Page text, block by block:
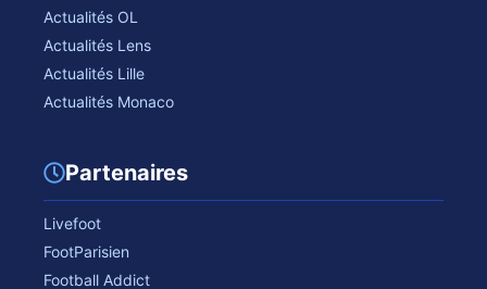
Actualités OL
Actualités Lens
Actualités Lille
Actualités Monaco
Partenaires
Livefoot
FootParisien
Football Addict